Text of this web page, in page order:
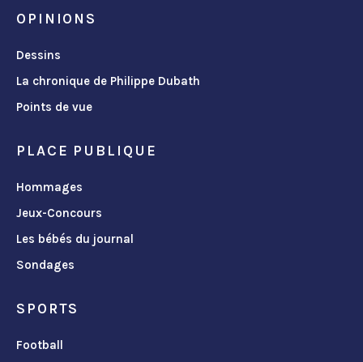
OPINIONS
Dessins
La chronique de Philippe Dubath
Points de vue
PLACE PUBLIQUE
Hommages
Jeux-Concours
Les bébés du journal
Sondages
SPORTS
Football